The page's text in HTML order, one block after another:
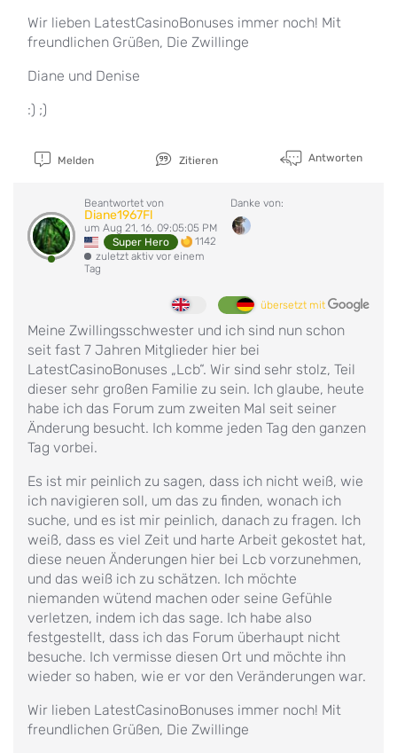
Wir lieben LatestCasinoBonuses immer noch! Mit
freundlichen Grüßen, Die Zwillinge
Diane und Denise
:) ;)
Melden Zitieren Antworten
Beantwortet von
Diane1967Fl
um Aug 21, 16, 09:05:05 PM
Super Hero
1142
zuletzt aktiv vor einem
Tag
Danke von:
übersetzt mit
Meine Zwillingsschwester und ich sind nun schon
seit fast 7 Jahren Mitglieder hier bei
LatestCasinoBonuses „Lcb“. Wir sind sehr stolz, Teil
dieser sehr großen Familie zu sein. Ich glaube, heute
habe ich das Forum zum zweiten Mal seit seiner
Änderung besucht. Ich komme jeden Tag den ganzen
Tag vorbei.
Es ist mir peinlich zu sagen, dass ich nicht weiß, wie
ich navigieren soll, um das zu finden, wonach ich
suche, und es ist mir peinlich, danach zu fragen. Ich
weiß, dass es viel Zeit und harte Arbeit gekostet hat,
diese neuen Änderungen hier bei Lcb vorzunehmen,
und das weiß ich zu schätzen. Ich möchte
niemanden wütend machen oder seine Gefühle
verletzen, indem ich das sage. Ich habe also
festgestellt, dass ich das Forum überhaupt nicht
besuche. Ich vermisse diesen Ort und möchte ihn
wieder so haben, wie er vor den Veränderungen war.
Wir lieben LatestCasinoBonuses immer noch! Mit
freundlichen Grüßen, Die Zwillinge